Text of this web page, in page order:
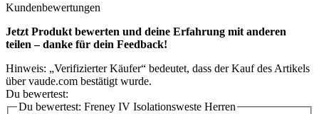
Kundenbewertungen
Jetzt Produkt bewerten und deine Erfahrung mit anderen
teilen – danke für dein Feedback!
Hinweis: „Verifizierter Käufer“ bedeutet, dass der Kauf des Artikels
über vaude.com bestätigt wurde.
Du bewertest:
Du bewertest: Freney IV Isolationsweste Herren